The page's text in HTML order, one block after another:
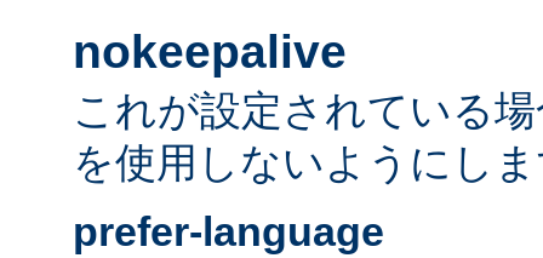
nokeepalive
これが設定されている
を使用しないようにし
prefer-language